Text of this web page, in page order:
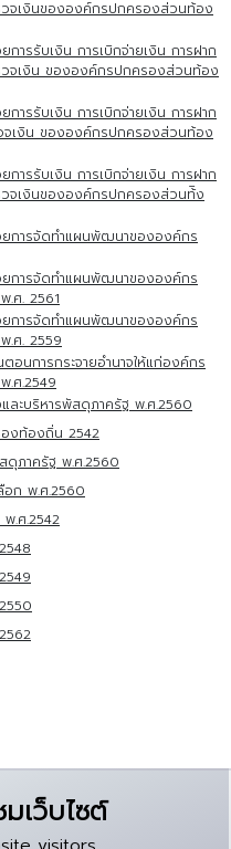
วจเงินขององค์กรปกครองส่วนท้อง
ารรับเงิน การเบิกจ่ายเงิน การฝาก
วจเงิน ขององค์กรปกครองส่วนท้อง
ารรับเงิน การเบิกจ่ายเงิน การฝาก
จเงิน ขององค์กรปกครองส่วนท้อง
ารรับเงิน การเบิกจ่ายเงิน การฝาก
วจเงินขององค์กรปกครองส่วนท้ิง
ยการจัดทำแผนพัฒนาขององค์กร
ยการจัดทำแผนพัฒนาขององค์กร
ศ. 2561
ยการจัดทำแผนพัฒนาขององค์กร
.ศ. 2559
นการกระจายอำนาจให้แก่องค์กร
.ศ.2549
ะบริหารพัสดุภาครัฐ พ.ศ.2560
องท้องถิ่น 2542
ดุภาครัฐ พ.ศ.2560
อก พ.ศ.2560
.ศ.2542
เว็บไซต์